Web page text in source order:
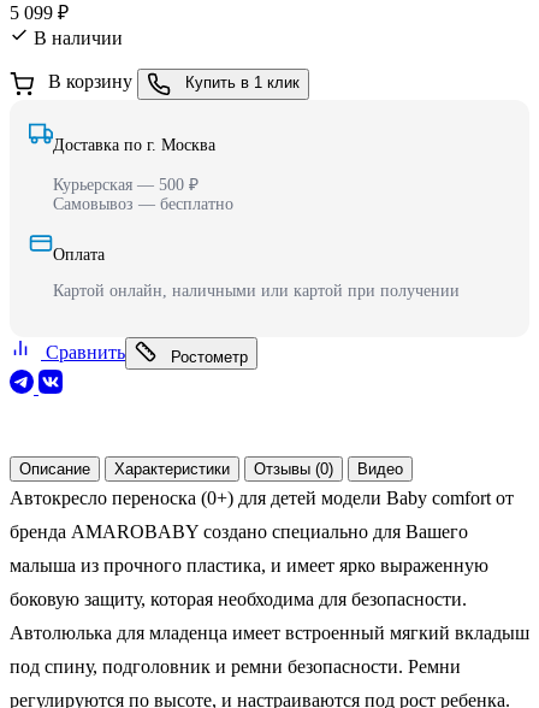
5 099 ₽
В наличии
В корзину Купить в 1 клик
Доставка по г. Москва
Курьерская — 500 ₽
Самовывоз — бесплатно
Оплата
Картой онлайн, наличными или картой при получении
Сравнить Ростометр
Описание Характеристики Отзывы (0) Видео
Автокресло переноска (0+) для детей модели Baby comfort от
бренда AMAROBABY создано специально для Вашего
малыша из прочного пластика, и имеет ярко выраженную
боковую защиту, которая необходима для безопасности.
Автолюлька для младенца имеет встроенный мягкий вкладыш
под спину, подголовник и ремни безопасности. Ремни
регулируются по высоте, и настраиваются под рост ребенка.